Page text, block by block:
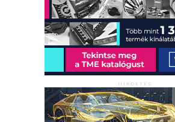
HIRDETÉS